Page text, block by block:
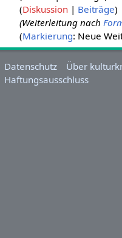
a
i
2
Diskussion
Beiträge
Weiterleitung nach
Markierung: Neue
Datenschutz
Über
Haftungsausschluss